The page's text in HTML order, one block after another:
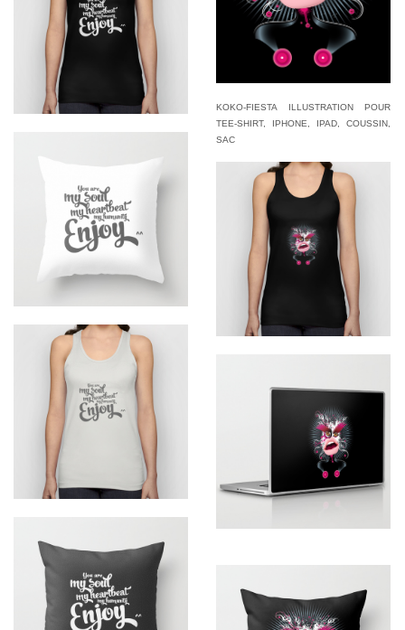
KOKO-FIESTA ILLUSTRATION POUR
TEE-SHIRT, IPHONE, IPAD, COUSSIN,
SAC